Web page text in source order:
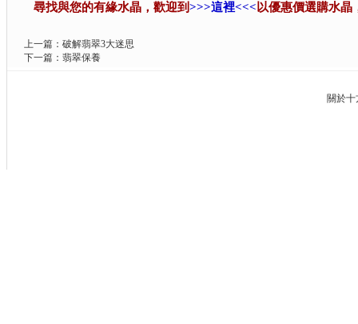
尋找與您的有緣水晶，歡迎到>>>這裡<<< 以優惠價選購水
上一篇： 破解翡翠3大迷思
下一篇： 翡翠保養
關於